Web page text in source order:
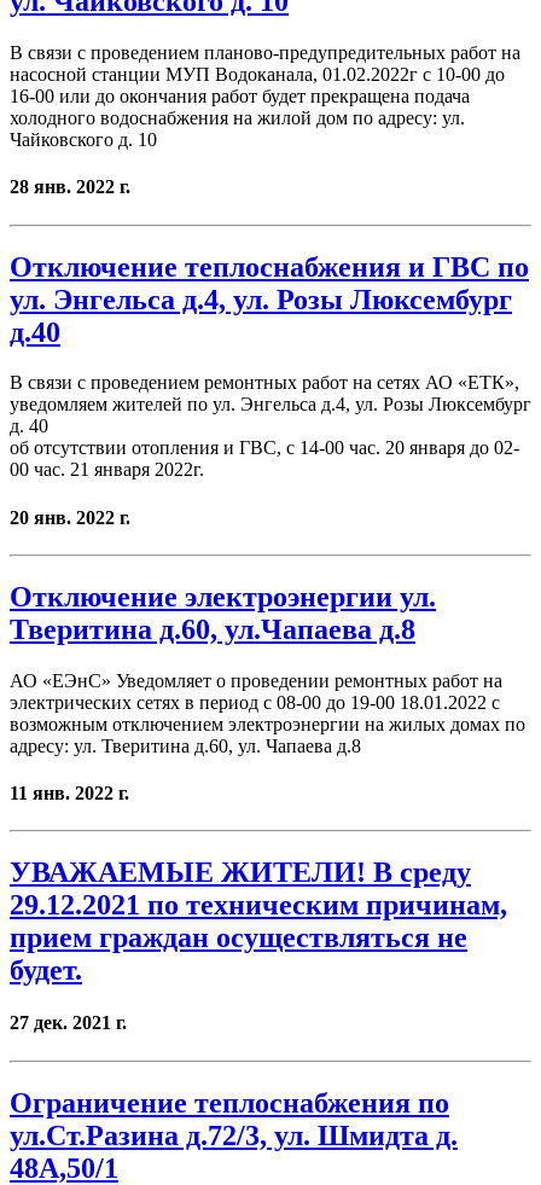
В связи с проведением планово-предупредительных работ на
насосной станции МУП Водоканала, 01.02.2022г с 10-00 до
16-00 или до окончания работ будет прекращена подача
холодного водоснабжения на жилой дом по адресу: ул.
Чайковского д. 10
28 янв. 2022 г.
Отключение теплоснабжения и ГВС по
ул. Энгельса д.4, ул. Розы Люксембург
д.40
В связи с проведением ремонтных работ на сетях АО «ЕТК»,
уведомляем жителей по ул. Энгельса д.4, ул. Розы Люксембург
д. 40
об отсутствии отопления и ГВС, с 14-00 час. 20 января до 02-
00 час. 21 января 2022г.
20 янв. 2022 г.
Отключение электроэнергии ул.
Тверитина д.60, ул.Чапаева д.8
АО «ЕЭнС» Уведомляет о проведении ремонтных работ на
электрических сетях в период с 08-00 до 19-00 18.01.2022 с
возможным отключением электроэнергии на жилых домах по
адресу: ул. Тверитина д.60, ул. Чапаева д.8
11 янв. 2022 г.
УВАЖАЕМЫЕ ЖИТЕЛИ! В среду
29.12.2021 по техническим причинам,
прием граждан осуществляться не
будет.
27 дек. 2021 г.
Ограничение теплоснабжения по
ул.Ст.Разина д.72/3, ул. Шмидта д.
48А,50/1